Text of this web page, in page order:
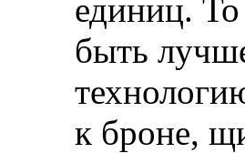
единиц.
быть
к броне,